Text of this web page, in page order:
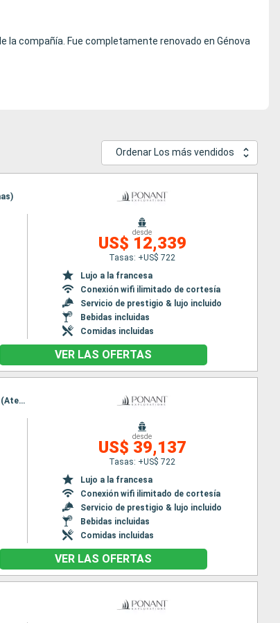
la compañía. Fue completamente renovado en Génova
Ordenar Los más vendidos
desde
US$ 12,339
Tasas: +US$ 722
Lujo a la francesa
Conexión wifi ilimitado de cortesía
Servicio de prestigio & lujo incluido
Bebidas incluidas
Comidas incluidas
VER LAS OFERTAS
Itinerario : Lavrion (Atenas), polyaigos, Tinos, Livadi, Monemvasia, Merichas - Kytonos, Spetses, Lavrion (Atenas)
desde
US$ 39,137
Tasas: +US$ 722
Lujo a la francesa
Conexión wifi ilimitado de cortesía
Servicio de prestigio & lujo incluido
Bebidas incluidas
Comidas incluidas
VER LAS OFERTAS